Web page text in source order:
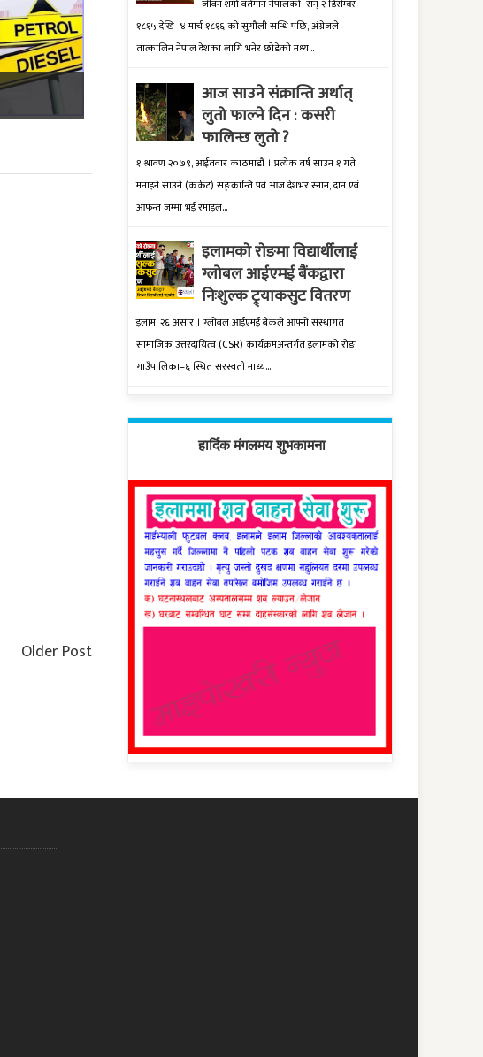
Older Post
जीवन शर्मा वर्तमान नेपालको सन् २ डिसेम्बर
१८१५ देखि–४ मार्च १८१६ को सुगौली सन्धि पछि, अंग्रेजले
तात्कालिन नेपाल देशका लागि भनेर छोडेको मध्य...
आज साउने संक्रान्ति अर्थात्
लुतो फाल्ने दिन : कसरी
फालिन्छ लुतो ?
१ श्रावण २०७९, आईतवार काठमाडौं । प्रत्येक वर्ष साउन १ गते
मनाइने साउने (कर्कट) सङ्क्रान्ति पर्व आज देशभर स्नान, दान एवं
आफन्त जम्मा भई रमाइल...
इलामकाे राेङमा विद्यार्थीलाई
ग्लोबल आईएमई बैंकद्वारा
निःशुल्क ट्र्याकसुट वितरण
इलाम, २६ असार । ग्लोबल आईएमई बैंकले आफ्नो संस्थागत
सामाजिक उत्तरदायित्व (CSR) कार्यक्रमअन्तर्गत इलामको रोङ
गाउँपालिका–६ स्थित सरस्वती माध्य...
हार्दिक मंगलमय शुभकामना